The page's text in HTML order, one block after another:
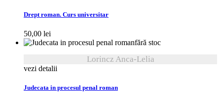
Drept roman. Curs universitar
50,00 lei
fără stoc
Lorincz Anca-Lelia
vezi detalii
Judecata in procesul penal roman